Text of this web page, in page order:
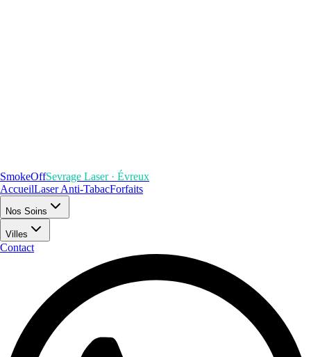
SmokeOffSevrage Laser · Évreux
AccueilLaser Anti-TabacForfaits
Nos Soins
Villes
Contact